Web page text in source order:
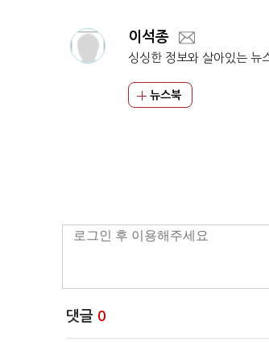
이석종
싱싱한 정보와 살아있는 뉴
뉴스북
댓글 0